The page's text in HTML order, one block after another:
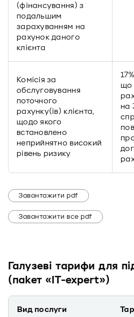
(фінансування) з
подальшим
зарахуванням на
рахунок даного
клієнта
Комісія за
обслуговування
поточного
рахунку(ів) клієнта,
щодо якого
встановлено
неприйнятно високий
рівень ризику
що
на
Завантажити pdf
Завантажити все pdf
Галузеві тарифи для
(пакет «IT-expert»)
Вид послуги